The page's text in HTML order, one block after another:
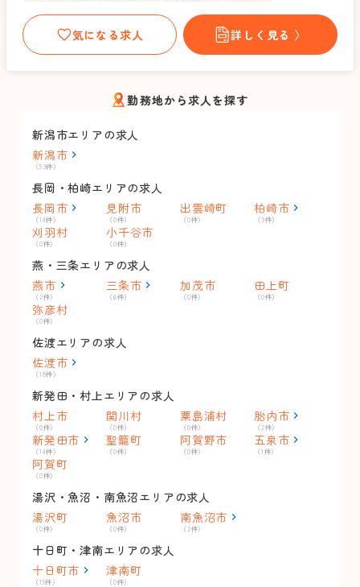
気になる求人 詳しく見る 〉
勤務地から求人を探す
新潟市エリアの求人
新潟市
（53件）
長岡・柏崎エリアの求人
長岡市
（14件）
見附市
（0件）
出雲崎町
（0件）
柏崎市
（3件）
刈羽村
（0件）
小千谷市
（0件）
燕・三条エリアの求人
燕市
（2件）
三条市
（6件）
加茂市
（0件）
田上町
（0件）
弥彦村
（0件）
佐渡エリアの求人
佐渡市
（18件）
新発田・村上エリアの求人
村上市
（0件）
関川村
（0件）
粟島浦村
（0件）
胎内市
（2件）
新発田市
（14件）
聖籠町
（0件）
阿賀野市
（0件）
五泉市
（1件）
阿賀町
（0件）
湯沢・魚沼・南魚沼エリアの求人
湯沢町
（0件）
魚沼市
（0件）
南魚沼市
（2件）
十日町・津南エリアの求人
十日町市
（15件）
津南町
（0件）